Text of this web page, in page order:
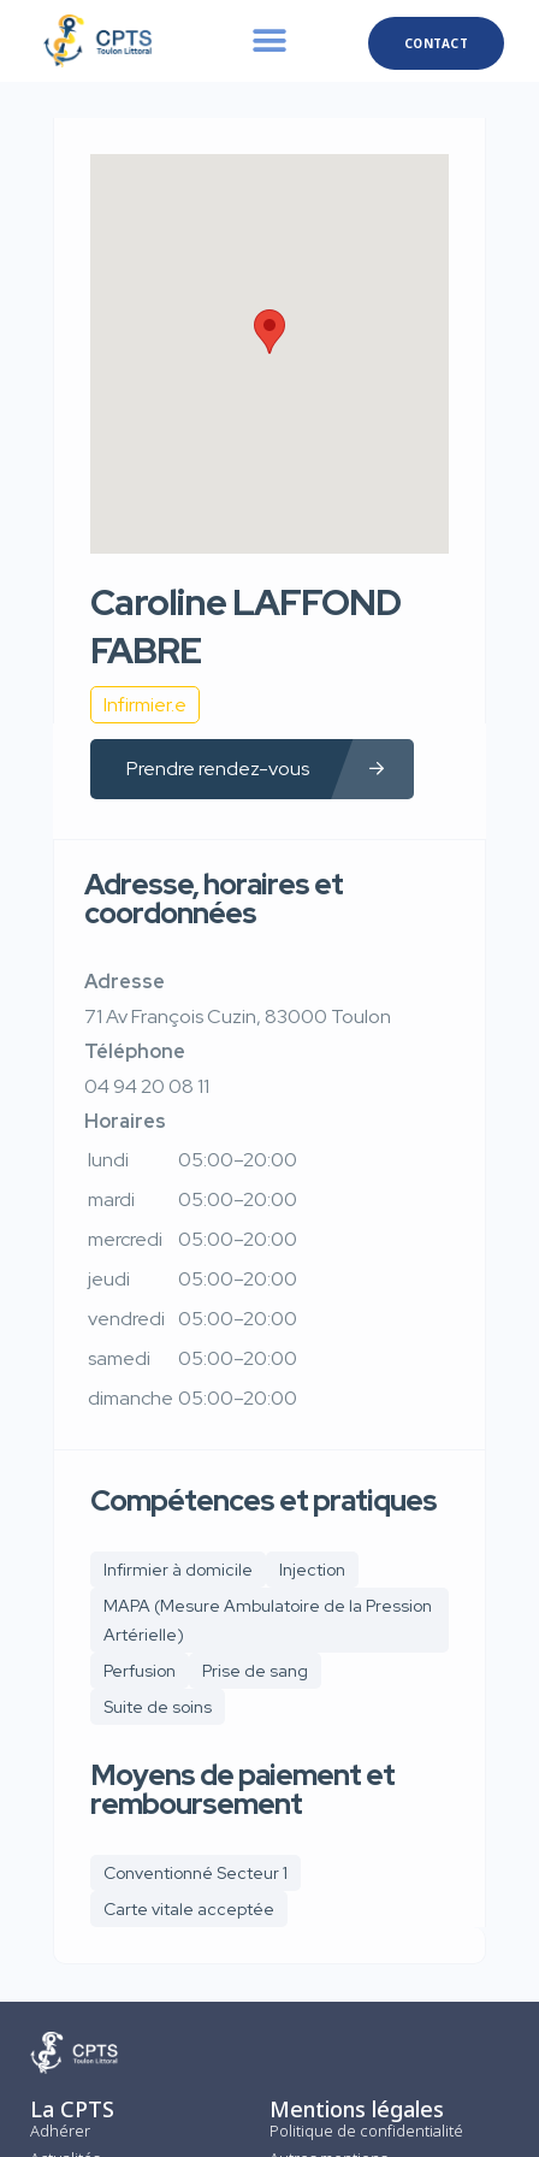
CONTACT
Caroline LAFFOND
FABRE
Infirmier.e
Prendre rendez-vous
Adresse, horaires et
coordonnées
Adresse
71 Av François Cuzin, 83000 Toulon
Téléphone
04 94 20 08 11
Horaires
lundi
05:00–20:00
mardi
05:00–20:00
mercredi
05:00–20:00
jeudi
05:00–20:00
vendredi
05:00–20:00
samedi
05:00–20:00
dimanche 05:00–20:00
Compétences et pratiques
Infirmier à domicile
Injection
MAPA (Mesure Ambulatoire de la Pression
Artérielle)
Perfusion
Prise de sang
Suite de soins
Moyens de paiement et
remboursement
Conventionné Secteur 1
Carte vitale acceptée
La CPTS
Adhérer
Mentions légales
Politique de confidentialité